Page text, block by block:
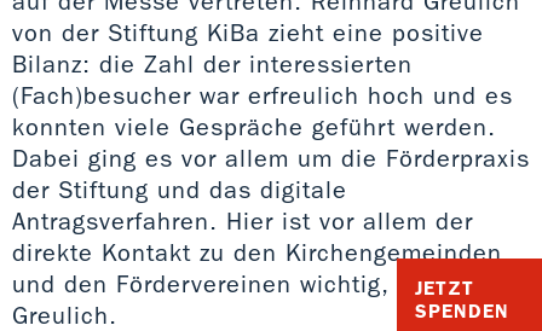
JETZT
SPENDEN
von der Stiftung KiBa zieht eine positive
Bilanz: die Zahl der interessierten
(Fach)besucher war erfreulich hoch und es
konnten viele Gespräche geführt werden.
Dabei ging es vor allem um die Förderpraxis
der Stiftung und das digitale
Antragsverfahren. Hier ist vor allem der
direkte Kontakt zu den Kirchengemeinden
und den Fördervereinen wichtig, sagt
Greulich.